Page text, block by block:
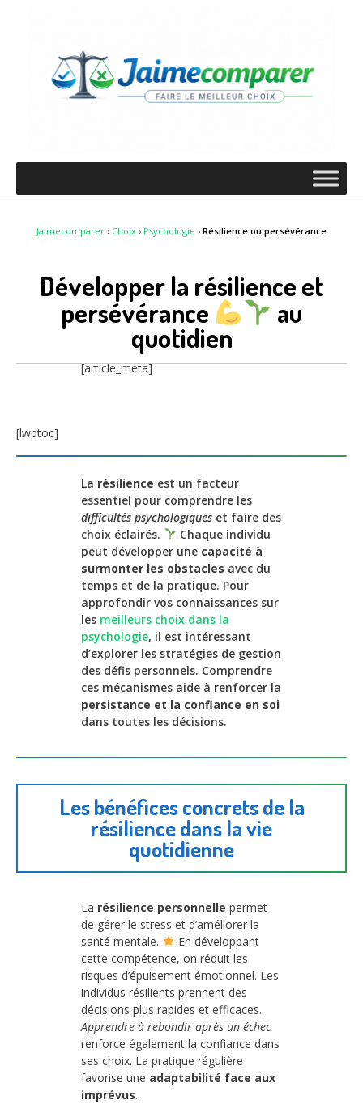
Jaimecomparer › Choix › Psychologie › Résilience ou persévérance
Développer la résilience et
persévérance
au
quotidien
[article_meta]
[lwptoc]
La résilience est un facteur
essentiel pour comprendre les
difficultés psychologiques et faire des
choix éclairés.
Chaque individu
peut développer une capacité à
surmonter les obstacles avec du
temps et de la pratique. Pour
approfondir vos connaissances sur
les meilleurs choix dans la
psychologie, il est intéressant
d’explorer les stratégies de gestion
des défis personnels. Comprendre
ces mécanismes aide à renforcer la
persistance et la confiance en soi
dans toutes les décisions.
Les bénéfices concrets de la
résilience dans la vie
quotidienne
La résilience personnelle permet
de gérer le stress et d’améliorer la
santé mentale.
En développant
cette compétence, on réduit les
risques d’épuisement émotionnel. Les
individus résilients prennent des
décisions plus rapides et efficaces.
Apprendre à rebondir après un échec
renforce également la confiance dans
ses choix. La pratique régulière
favorise une adaptabilité face aux
imprévus.